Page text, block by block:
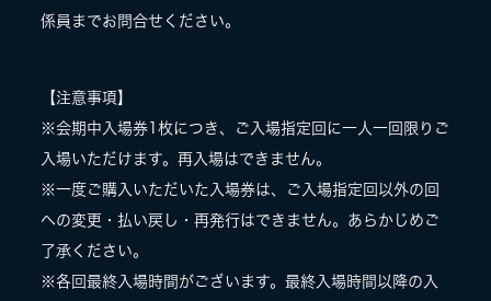
係員までお問合せください。
【注意事項】
※会期中入場券1枚につき、ご入場指定回に一人一回限りご
入場いただけます。再入場はできません。
※一度ご購入いただいた入場券は、ご入場指定回以外の回
への変更・払い戻し・再発行はできません。あらかじめご
了承ください。
※各回最終入場時間がございます。最終入場時間以降の入